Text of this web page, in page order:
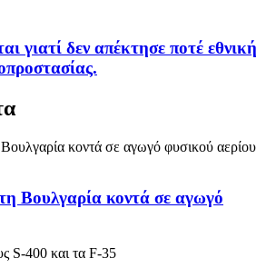
γιατί δεν απέκτησε ποτέ εθνική
Βουλγαρία κοντά σε αγωγό